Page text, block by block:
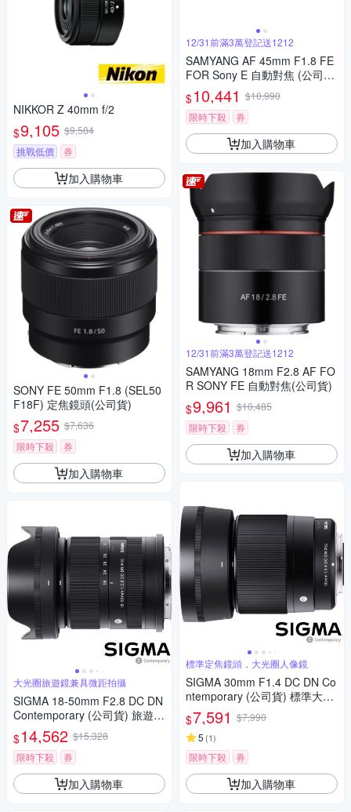
NIKKOR Z 40mm f/2
$9,105 $9,584
挑戰低價
券
加入購物車
SONY FE 50mm F1.8 (SEL50
F18F) 定焦鏡頭(公司貨)
$7,255 $7,636
限時下殺
券
加入購物車
大光圈旅遊鏡兼具微距拍攝
SIGMA 18-50mm F2.8 DC DN
Contemporary (公司貨) 旅遊鏡
APS-C 無反微單眼專用鏡頭
$14,562 $15,328
限時下殺
券
加入購物車
12/31前滿3萬登記送1212
SAMYANG AF 45mm F1.8 FE
FOR Sony E 自動對焦 (公司
貨)
$10,441 $10,990
限時下殺
券
加入購物車
12/31前滿3萬登記送1212
SAMYANG 18mm F2.8 AF FO
R SONY FE 自動對焦(公司貨)
$9,961 $10,485
限時下殺
券
加入購物車
標準定焦鏡頭，大光圈人像鏡
SIGMA 30mm F1.4 DC DN Co
ntemporary (公司貨) 標準大光
圈定焦鏡頭 人像鏡 APS-C 無反
微單眼專用鏡頭
$7,591 $7,990
5 (1)
限時下殺 券
加入購物車